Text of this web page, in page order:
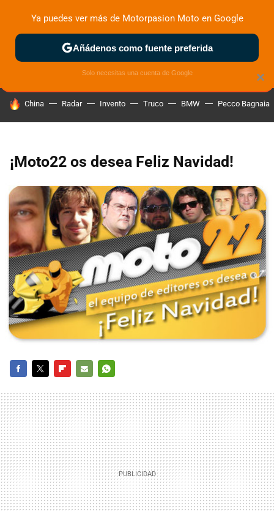
ZONA DE PRUEBAS DEPORTIVAS MOTOS ELÉCTRICAS
HOY SE HABLA DE
China Radar Invento Truco BMW Pecco Bagnaia
¡Moto22 os desea Feliz Navidad!
MAIL
×
Ya puedes ver más de Motorpasion Moto en Google
Añádenos como fuente preferida
Solo necesitas una cuenta de Google